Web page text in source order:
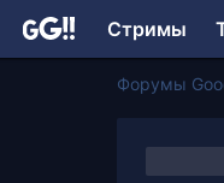
Стримы
Форумы